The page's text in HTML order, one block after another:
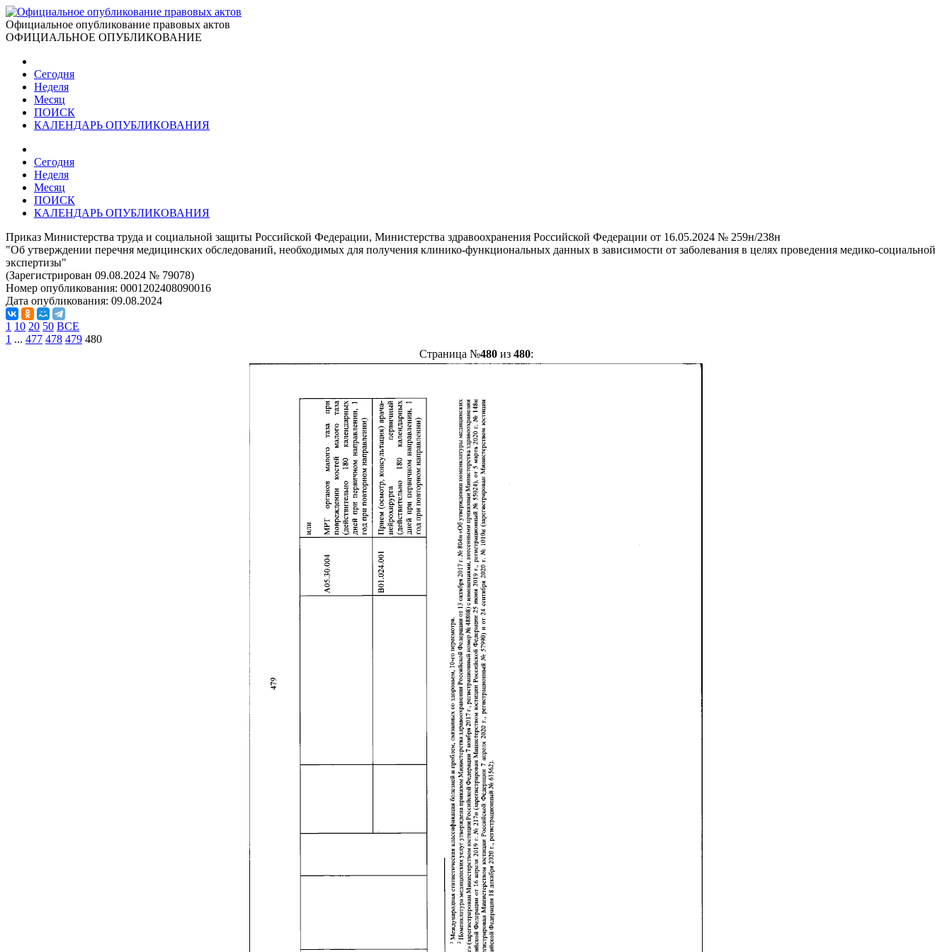
Официальное опубликование правовых актов
ОФИЦИАЛЬНОЕ ОПУБЛИКОВАНИЕ
Сегодня
Неделя
Месяц
ПОИСК
КАЛЕНДАРЬ ОПУБЛИКОВАНИЯ
Сегодня
Неделя
Месяц
ПОИСК
КАЛЕНДАРЬ ОПУБЛИКОВАНИЯ
Приказ Министерства труда и социальной защиты Российской Федерации, Министерства здравоохранения Российской Федерации от 16.05.2024 № 259н/238н
"Об утверждении перечня медицинских обследований, необходимых для получения клинико-функциональных данных в зависимости от заболевания в целях проведения медико-социальной
экспертизы"
(Зарегистрирован 09.08.2024 № 79078)
Номер опубликования: 0001202408090016
Дата опубликования: 09.08.2024
1 10 20 50 ВСЕ
1 ... 477 478 479 480
Страница №480из 480: